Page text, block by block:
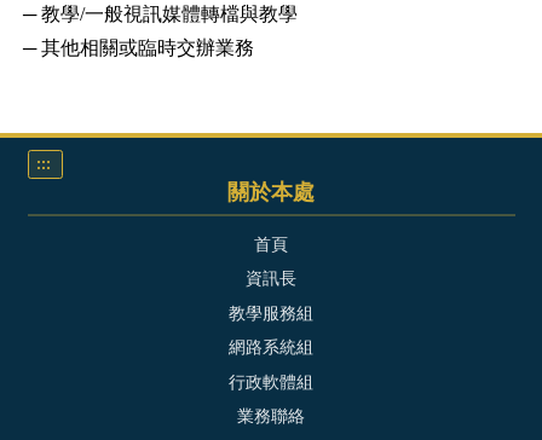
─ 教學/一般視訊媒體轉檔與教學
─ 其他相關或臨時交辦業務
:::
關於本處
首頁
資訊長
教學服務組
網路系統組
行政軟體組
業務聯絡